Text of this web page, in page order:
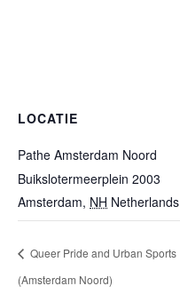
LOCATIE
Pathe Amsterdam Noord
Buikslotermeerplein 2003
Amsterdam, NH Netherlands
Queer Pride and Urban Sports
(Amsterdam Noord)